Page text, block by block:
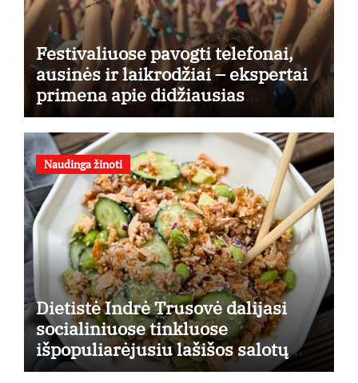
Festivaliuose pavogti telefonai,
ausinės ir laikrodžiai – ekspertai
primena apie didžiausias
finansines rizikas
Naudinga žinoti
Dietistė Indrė Trusovė dalijasi
socialiniuose tinkluose
išpopuliarėjusiu lašišos salotų
receptu